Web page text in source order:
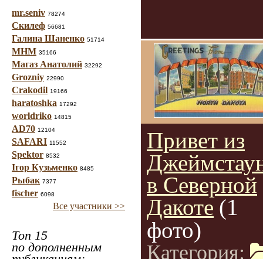
mr.seniv 78274
Скилеф 56681
Галина Шаненко 51714
МНМ 35166
Магаз Анатолий 32292
Grozniy 22990
Crakodil 19166
haratoshka 17292
worldriko 14815
AD70 12104
SAFARI 11552
Spektor 8532
Ігор Кузьменко 8485
Рыбак 7377
fischer 6098
Все участники >>
Топ 15
по дополненным
Привет из
в Северной
Дакоте (1
фото)
Категория: